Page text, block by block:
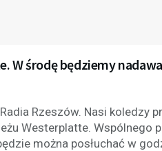
W środę będziemy
Rzeszów. Nasi koledzy
Westerplatte. Wspólnego
można posłuchać w